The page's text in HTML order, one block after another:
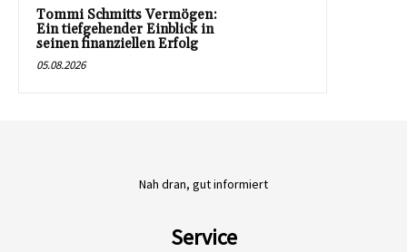
Tommi Schmitts Vermögen:
Ein tiefgehender Einblick in
seinen finanziellen Erfolg
05.08.2026
Nah dran, gut informiert
Service